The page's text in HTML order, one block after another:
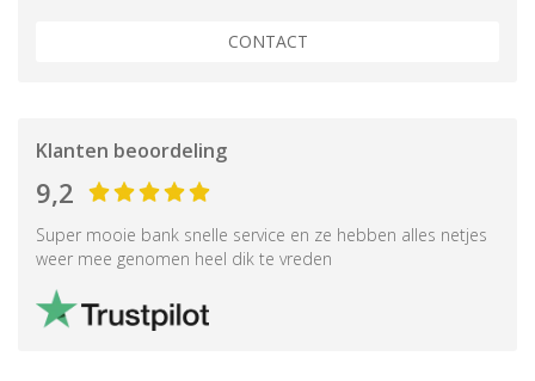
CONTACT
Klanten beoordeling
9,2
Super mooie bank snelle service en ze hebben alles netjes
weer mee genomen heel dik te vreden